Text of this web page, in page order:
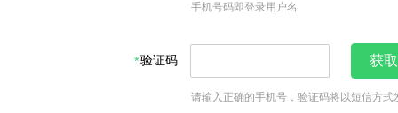
手机号码即登录用户名
验证码 获
请输入正确的手机号，验证码将以短信方式